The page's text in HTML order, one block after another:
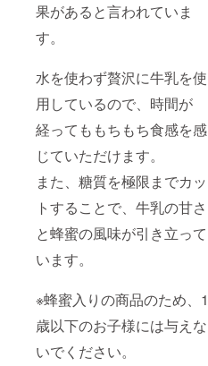
果があると言われていま
す。
水を使わず贅沢に牛乳を使
用しているので、時間が
経ってももちもち食感を感
じていただけます。
また、糖質を極限までカッ
トすることで、牛乳の甘さ
と蜂蜜の風味が引き立って
います。
※蜂蜜入りの商品のため、1
歳以下のお子様には与えな
いでください。